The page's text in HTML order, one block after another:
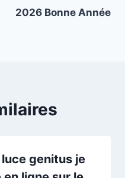
2026 Bonne Année
genitus je